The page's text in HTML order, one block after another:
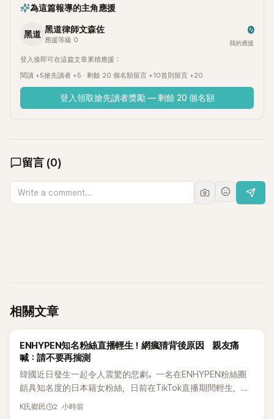
為這篇報導的主角應援
黑道 黑道律師文森佐
應援等級 0
0
我的應援
登入後即可在這篇文章累積應援：
閱讀 +5搶先讀者 +5 · 剩餘 20 個名額留言 +10首則留言 +20
登入領取搶先讀者獎勵 — 剩餘 20 個名額
留言 (0)
相關文章
K-POP
ENHYPEN知名粉絲直播輕生！網瘋猜背後原因 親友痛
喊：請不要再揣測
韓國近日發生一起令人震驚的悲劇。一名在ENHYPEN粉絲圈
頗具知名度的日本籍女粉絲，日前在TikTok直播期間輕生，最
終不幸身亡，消息曝光後震驚韓網，也讓不少粉絲湧入社群平
K氏鄉民 2 小時前